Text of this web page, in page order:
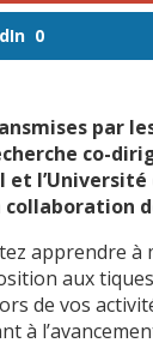
0
par
co-
et l’Université
collaboration
apprendre à
aux
de vos
à